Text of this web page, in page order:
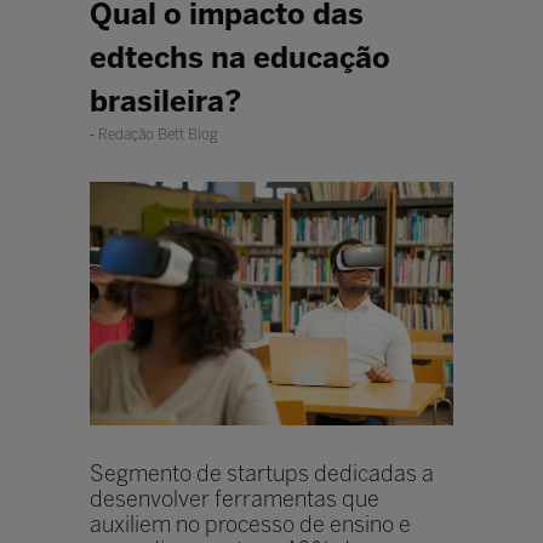
Qual o impacto das
edtechs na educação
brasileira?
Redação Bett Blog
Segmento de startups dedicadas a
desenvolver ferramentas que
auxiliem no processo de ensino e